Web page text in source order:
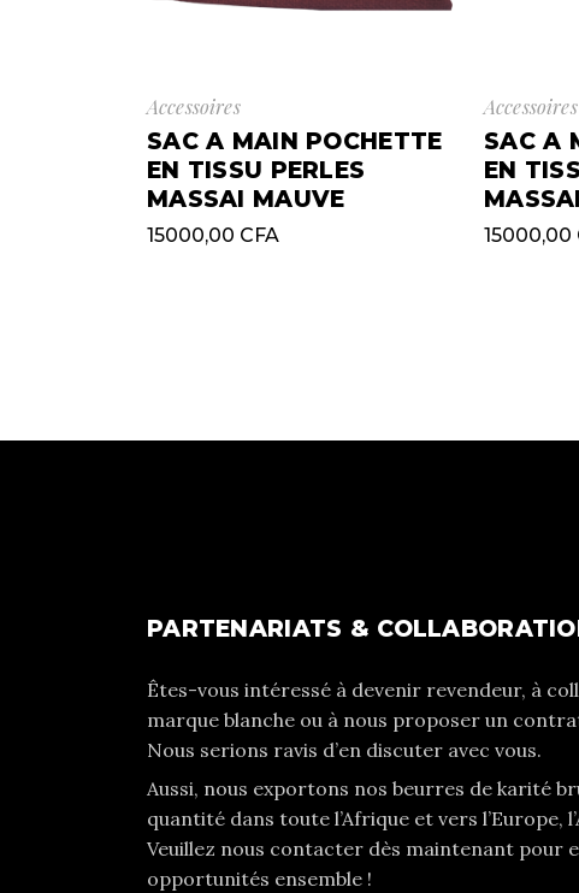
Accessoires
SAC A MAIN POCHETTE
EN TISSU PERLES
MASSAI MAUVE
15000,00 CFA
Accessoires
SAC A
EN
15000,00
PARTENARIATS &
Êtes-vous intéressé à devenir revendeur, à
marque blanche ou à nous proposer un
Nous serions ravis d’en discuter avec vous.
Aussi, nous exportons nos beurres de karité
quantité dans toute l’Afrique et vers l’Europe,
Veuillez nous contacter dès maintenant pour
opportunités ensemble !